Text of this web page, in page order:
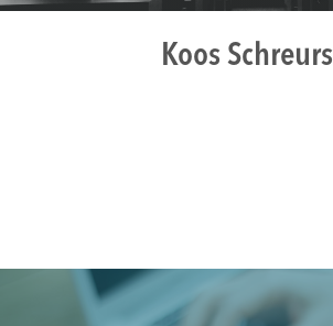
Koos Schreurs